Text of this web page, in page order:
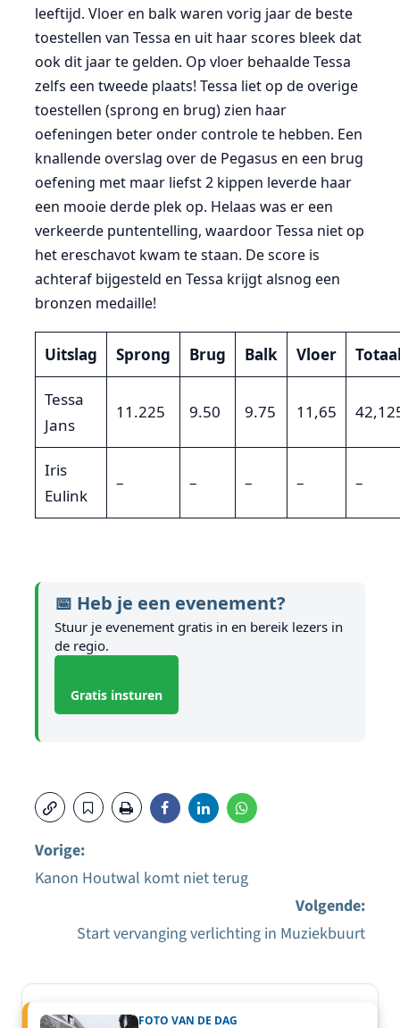
leeftijd. Vloer en balk waren vorig jaar de beste
toestellen van Tessa en uit haar scores bleek dat
ook dit jaar te gelden. Op vloer behaalde Tessa
zelfs een tweede plaats! Tessa liet op de overige
toestellen (sprong en brug) zien haar
oefeningen beter onder controle te hebben. Een
knallende overslag over de Pegasus en een brug
oefening met maar liefst 2 kippen leverde haar
een mooie derde plek op. Helaas was er een
verkeerde puntentelling, waardoor Tessa niet op
het ereschavot kwam te staan. De score is
achteraf bijgesteld en Tessa krijgt alsnog een
bronzen medaille!
Uitslag Sprong Brug Balk Vloer
Tessa
Jans
11.225 9.50 9.75 11,65
Iris
Eulink
– – – – –
📅 Heb je een evenement?
Stuur je evenement gratis in en bereik lezers in
de regio.
Gratis insturen
navigatie
Vorige:
Kanon Houtwal komt niet terug
Volgende:
Start vervanging verlichting in Muziekbuurt
FOTO VAN DE DAG